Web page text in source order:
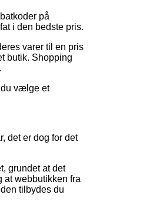
på
i den bedste pris.
varer til en pris
butik. Shopping
du vælge et
det er dog for det
grundet at det
webbutikken fra
tilbydes du